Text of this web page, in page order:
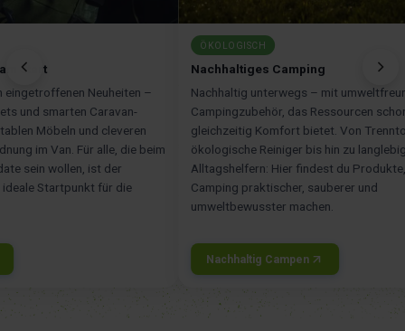
Start
Neuheiten –
und smarten Caravan-
Möbeln und cleveren
im Van. Für alle, die beim
sein wollen, ist der
ideale Startpunkt für die
ÖKOLOGISCH
Nachhaltiges Camping
Nachhaltig unterwegs – mit
Campingzubehör, das Ressourcen
gleichzeitig Komfort bietet. Von
ökologische Reiniger bis hin zu
Alltagshelfern: Hier findest du
Camping praktischer, sauberer und
umweltbewusster machen.
Nachhaltig Campen